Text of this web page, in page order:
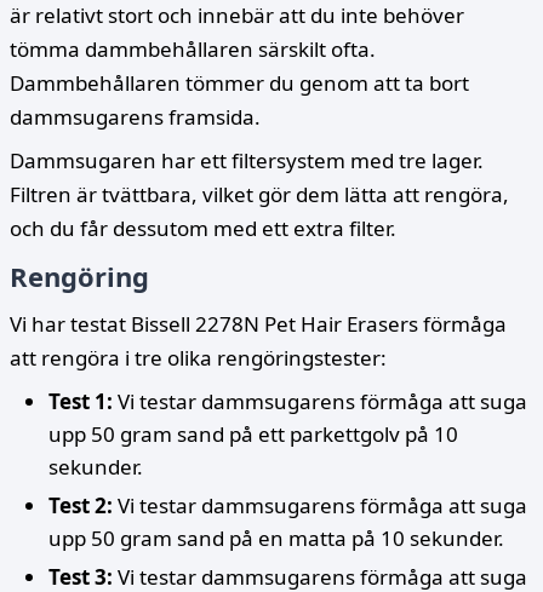
är relativt stort och innebär att du inte behöver
tömma dammbehållaren särskilt ofta.
Dammbehållaren tömmer du genom att ta bort
dammsugarens framsida.
Dammsugaren har ett filtersystem med tre lager.
Filtren är tvättbara, vilket gör dem lätta att rengöra,
och du får dessutom med ett extra filter.
Rengöring
Vi har testat Bissell 2278N Pet Hair Erasers förmåga
att rengöra i tre olika rengöringstester:
Test 1: Vi testar dammsugarens förmåga att suga
upp 50 gram sand på ett parkettgolv på 10
sekunder.
Test 2: Vi testar dammsugarens förmåga att suga
upp 50 gram sand på en matta på 10 sekunder.
Test 3: Vi testar dammsugarens förmåga att suga